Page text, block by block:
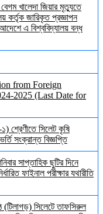
বেগম খালেদা জিয়ার মৃত্যুতে
কর্তৃক জারিকৃত প্রজ্ঞাপন
এ বিশ্ববিদ্যালয় বন্ধ
from Foreign
2025 (Last Date for
শ্রেণীতে সিলেট কৃষি
সংক্রান্ত বিজ্ঞপ্তি
সাপ্তাহিক ছুটির দিনে
ফাইনাল পরীক্ষার যথারীতি
(টিলাগড়) সিলেটে তাফসিরুল